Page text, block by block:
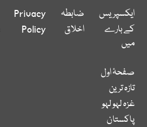
ایکسپریس
کے بارے
میں
ضابطہ
اخلاق
Privacy
Policy
صفحۂ اول
تازہ ترین
غزہ لہو لہو
پاکستان